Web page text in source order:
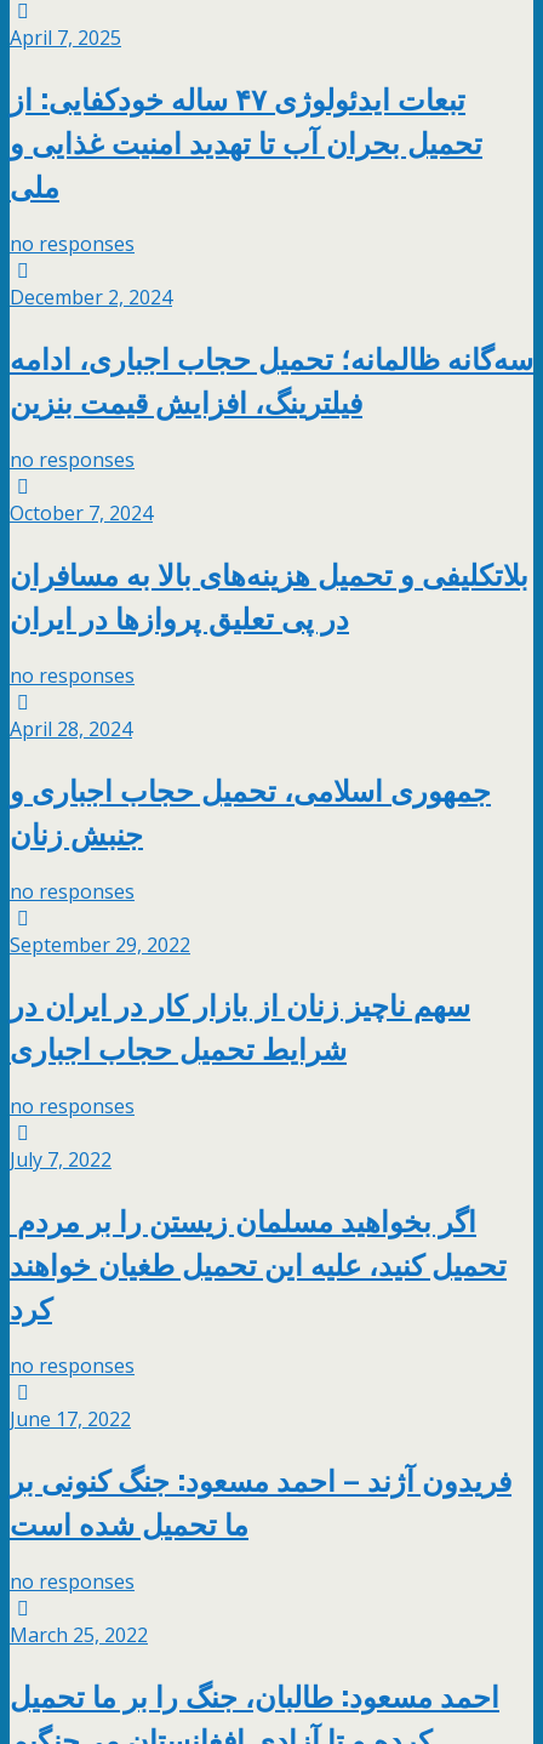
April 7, 2025
تبعات ایدئولوژی ۴۷ ساله خودکفایی: از
تحمیل بحران آب تا تهدید امنیت غذایی و
ملی
no responses
December 2, 2024
سه‌گانه ظالمانه؛ تحمیل حجاب اجباری، ادامه
فیلترینگ، افزایش قیمت بنزین
no responses
October 7, 2024
بلاتکلیفی و تحمیل هزینه‌های بالا به مسافران
در پی تعلیق پروازها در ایران
no responses
April 28, 2024
جمهوری اسلامی، تحمیل حجاب اجباری و
جنبش زنان
no responses
September 29, 2022
سهم ناچیز زنان از بازار کار در ایران در
شرایط تحمیل حجاب اجباری
no responses
July 7, 2022
تحمیل کنید، علیه این تحمیل طغیان خواهند
کرد
no responses
June 17, 2022
فریدون آژند – احمد مسعود: جنگ کنونی بر
ما تحمیل شده است
no responses
March 25, 2022
احمد مسعود: طالبان، جنگ را بر ما تحمیل